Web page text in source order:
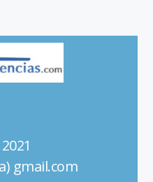
2021
gmail.com